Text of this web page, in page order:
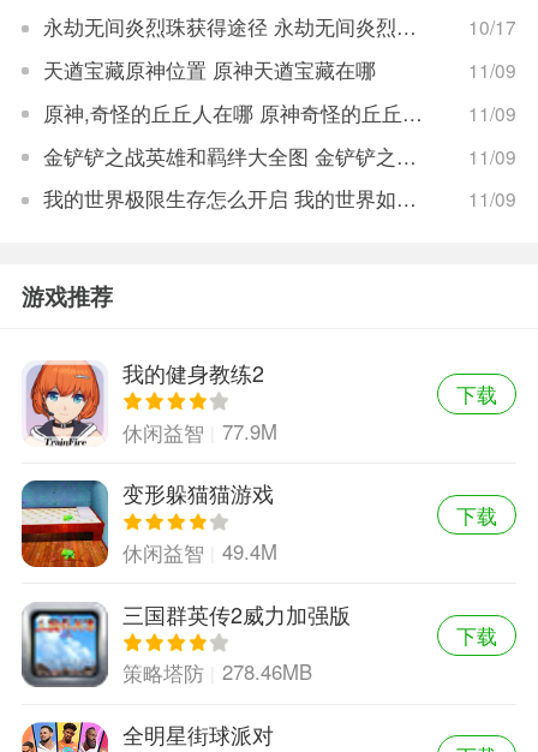
永劫无间炎烈珠获得途径 永劫无间炎烈珠如何获得 10/17
天遒宝藏原神位置 原神天遒宝藏在哪 11/09
原神,奇怪的丘丘人在哪 原神奇怪的丘丘人的位置 11/09
金铲铲之战英雄和羁绊大全图 金铲铲之战英雄和羁绊总汇图 11/09
我的世界极限生存怎么开启 我的世界如何开启极限生存 11/09
游戏推荐
我的健身教练2
休闲益智 77.9M
下载
变形躲猫猫游戏
休闲益智 49.4M
下载
三国群英传2威力加强版
策略塔防 278.46MB
下载
全明星街球派对